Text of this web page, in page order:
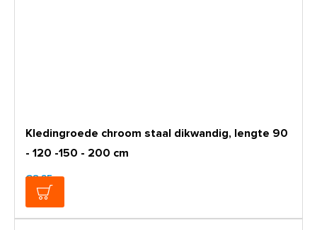
Kledingroede chroom staal dikwandig, lengte 90
- 120 -150 - 200 cm
€8,25